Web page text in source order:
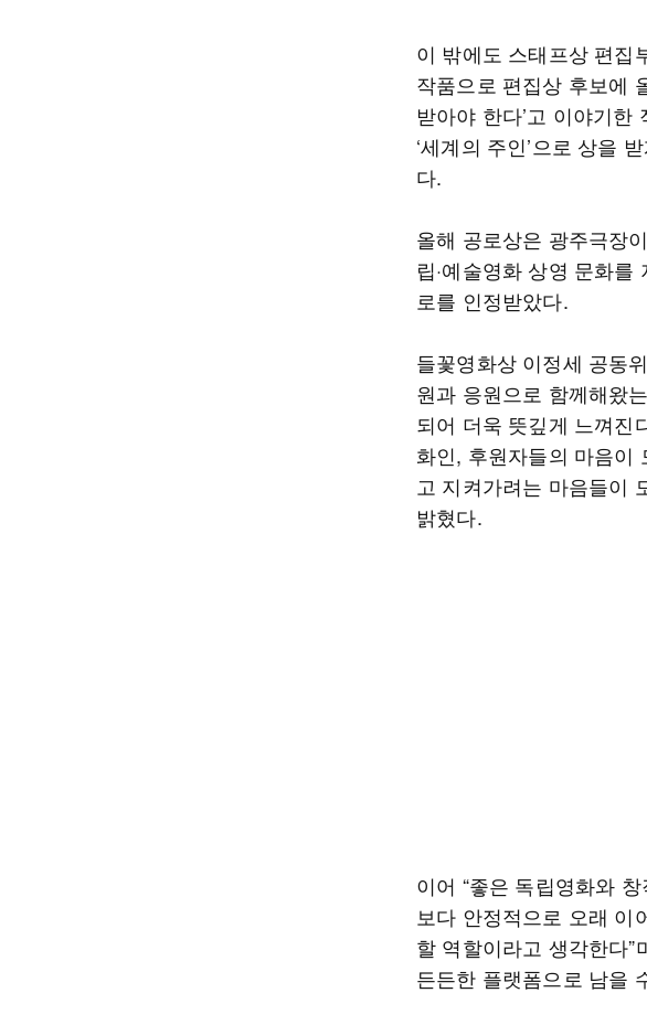
이 밖에도 스태프상 편집
작품으로 편집상 후보에
받아야 한다’고 이야기한
‘세계의 주인’으로 상을
다.
올해 공로상은 광주극장
립·예술영화 상영 문화
로를 인정받았다.
들꽃영화상 이정세 공동
원과 응원으로 함께해왔
되어 더욱 뜻깊게 느껴진
화인, 후원자들의 마음이
고 지켜가려는 마음들이
밝혔다.
이어 “좋은 독립영화와
보다 안정적으로 오래 이
할 역할이라고 생각한다
든든한 플랫폼으로 남을